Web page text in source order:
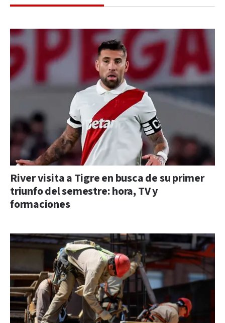
River visita a Tigre en busca de su primer
triunfo del semestre: hora, TV y
formaciones